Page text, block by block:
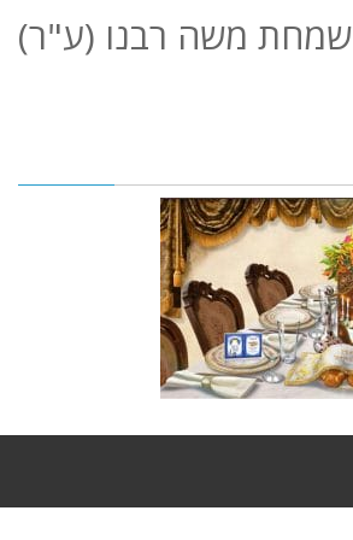
שמחת משה רבנו (ע"ר)